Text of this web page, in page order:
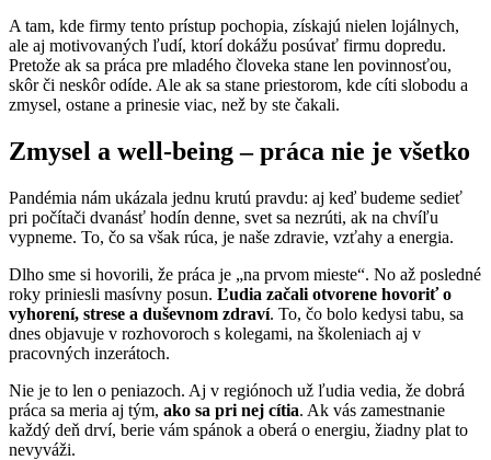
A tam, kde firmy tento prístup pochopia, získajú nielen lojálnych,
ale aj motivovaných ľudí, ktorí dokážu posúvať firmu dopredu.
Pretože ak sa práca pre mladého človeka stane len povinnosťou,
skôr či neskôr odíde. Ale ak sa stane priestorom, kde cíti slobodu a
zmysel, ostane a prinesie viac, než by ste čakali.
Zmysel a well-being – práca nie je všetko
Pandémia nám ukázala jednu krutú pravdu: aj keď budeme sedieť
pri počítači dvanásť hodín denne, svet sa nezrúti, ak na chvíľu
vypneme. To, čo sa však rúca, je naše zdravie, vzťahy a energia.
Dlho sme si hovorili, že práca je „na prvom mieste“. No až posledné
roky priniesli masívny posun. Ľudia začali otvorene hovoriť o
vyhorení, strese a duševnom zdraví. To, čo bolo kedysi tabu, sa
dnes objavuje v rozhovoroch s kolegami, na školeniach aj v
pracovných inzerátoch.
Nie je to len o peniazoch. Aj v regiónoch už ľudia vedia, že dobrá
práca sa meria aj tým, ako sa pri nej cítia. Ak vás zamestnanie
každý deň drví, berie vám spánok a oberá o energiu, žiadny plat to
nevyváži.